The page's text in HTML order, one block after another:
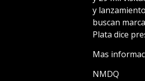
y
buscan
Plata dice
Mas
NMDQ